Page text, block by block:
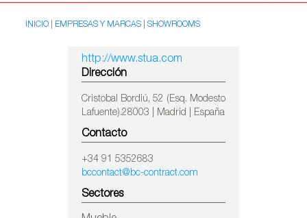
INICIO EMPRESAS Y MARCAS SHOWROOMS
http://www.stua.com
Dirección
Cristobal Bordiú, 52 (Esq. Modesto
Lafuente).28003 | Madrid | España
Contacto
+34 91 5352683
bccontact@bc-contract.com
Sectores